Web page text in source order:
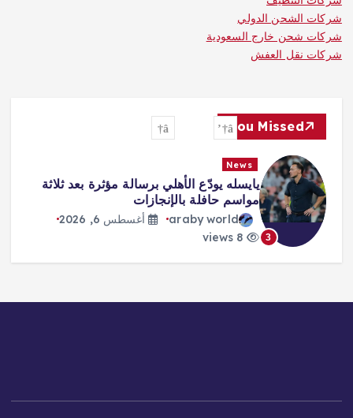
شركات الشحن الدولي
شركات شحن خارج السعودية
شركات نقل العفش
You Missed
3
News
يايسله يودّع الأهلي برسالة مؤثرة بعد ثلاثة
مواسم حافلة بالإنجازات
araby world
أغسطس 6, 2026